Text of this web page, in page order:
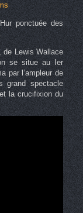
ponctuée des
de Lewis Wallace
se situe au Ier
par l’ampleur de
grand spectacle
la crucifixion du